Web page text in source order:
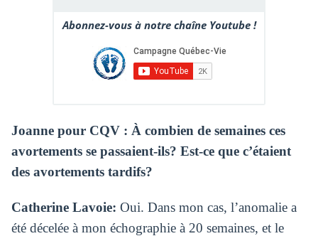
Abonnez-vous à notre chaîne Youtube !
Joanne pour CQV : À combien de semaines ces
avortements se passaient-ils? Est-ce que c’étaient
des avortements tardifs?
Catherine Lavoie: Oui. Dans mon cas, l’anomalie a
été décelée à mon échographie à 20 semaines, et le